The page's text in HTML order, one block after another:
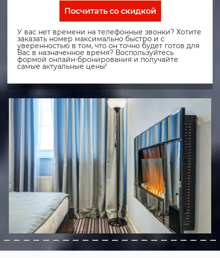
Посчитать со скидкой
У вас нет времени на телефонные звонки? Хотите
заказать номер максимально быстро и с
уверенностью в том, что он точно будет готов для
Вас в назначенное время? Воспользуйтесь
формой онлайн-бронирования и получайте
самые актуальные цены!